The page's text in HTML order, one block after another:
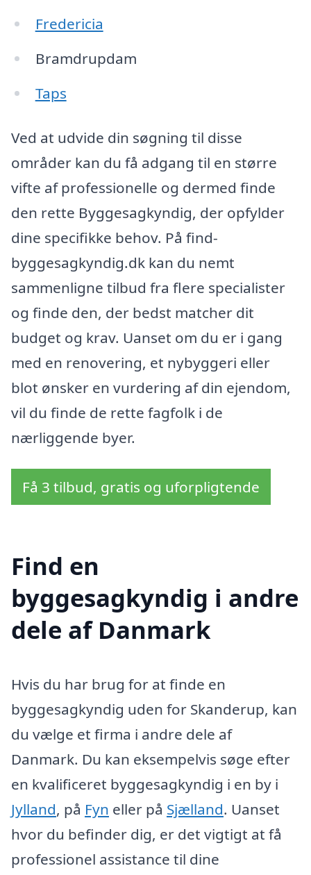
Fredericia
Bramdrupdam
Taps
Ved at udvide din søgning til disse
områder kan du få adgang til en større
vifte af professionelle og dermed finde
den rette Byggesagkyndig, der opfylder
dine specifikke behov. På find-
byggesagkyndig.dk kan du nemt
sammenligne tilbud fra flere specialister
og finde den, der bedst matcher dit
budget og krav. Uanset om du er i gang
med en renovering, et nybyggeri eller
blot ønsker en vurdering af din ejendom,
vil du finde de rette fagfolk i de
nærliggende byer.
Få 3 tilbud, gratis og uforpligtende
Find en
byggesagkyndig i andre
dele af Danmark
Hvis du har brug for at finde en
byggesagkyndig uden for Skanderup, kan
du vælge et firma i andre dele af
Danmark. Du kan eksempelvis søge efter
en kvalificeret byggesagkyndig i en by i
Jylland, på Fyn eller på Sjælland. Uanset
hvor du befinder dig, er det vigtigt at få
professionel assistance til dine